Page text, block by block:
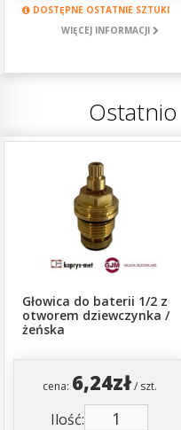
DOSTĘPNE OSTATNIE SZTUKI
WIĘCEJ INFORMACJI
Głowica do baterii 1/2 z
otworem dziewczynka /
żeńska
cena: 6,24zł/ szt.
Ilość: